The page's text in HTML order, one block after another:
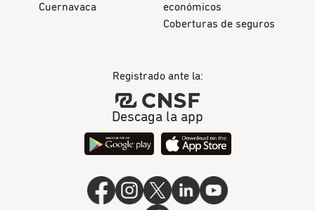
Cuernavaca
económicos
Coberturas de seguros
Registrado ante la:
Descaga la app